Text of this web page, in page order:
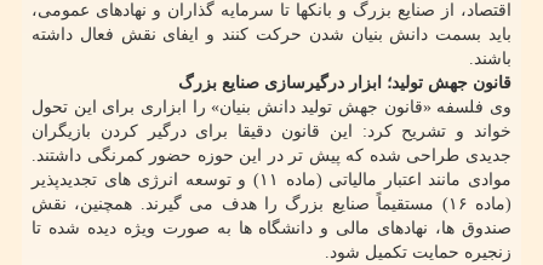
اقتصاد، از صنایع بزرگ و بانکها تا سرمایه گذاران و نهادهای عمومی،
باید بسمت دانش بنیان شدن حرکت کنند و ایفای نقش فعال داشته
باشند.
قانون جهش تولید؛ ابزار درگیرسازی صنایع بزرگ
وی فلسفه «قانون جهش تولید دانش بنیان» را ابزاری برای این تحول
خواند و تشریح کرد: این قانون دقیقا برای درگیر کردن بازیگران
جدیدی طراحی شده که پیش تر در این حوزه حضور کمرنگی داشتند.
موادی مانند اعتبار مالیاتی (ماده ۱۱) و توسعه انرژی های تجدیدپذیر
(ماده ۱۶) مستقیماً صنایع بزرگ را هدف می گیرند. همچنین، نقش
صندوق ها، نهادهای مالی و دانشگاه ها به صورت ویژه دیده شده تا
زنجیره حمایت تکمیل شود.